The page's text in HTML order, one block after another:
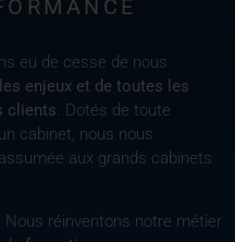
eu de cesse de nous
enjeux et de toutes les
clients. Dotés de toute
cabinet, nous nous
aux grands cabinets
réinventons notre métier